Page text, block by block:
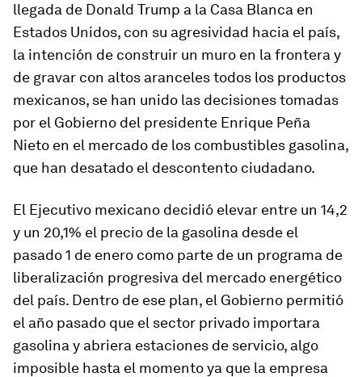
llegada de Donald Trump a la Casa Blanca en
Estados Unidos, con su agresividad hacia el país,
la intención de construir un muro en la frontera y
de gravar con altos aranceles todos los productos
mexicanos, se han unido las decisiones tomadas
por el Gobierno del presidente Enrique Peña
Nieto en el mercado de los combustibles gasolina,
que han desatado el descontento ciudadano.
El Ejecutivo mexicano decidió elevar entre un 14,2
y un 20,1% el precio de la gasolina desde el
pasado 1 de enero como parte de un programa de
liberalización progresiva del mercado energético
del país. Dentro de ese plan, el Gobierno permitió
el año pasado que el sector privado importara
gasolina y abriera estaciones de servicio, algo
imposible hasta el momento ya que la empresa